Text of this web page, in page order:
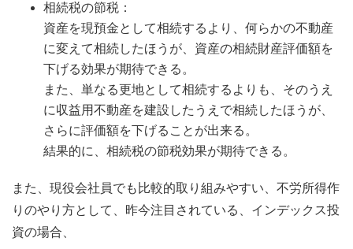
相続税の節税：
資産を現預金として相続するより、何らかの不動産
に変えて相続したほうが、資産の相続財産評価額を
下げる効果が期待できる。
また、単なる更地として相続するよりも、そのうえ
に収益用不動産を建設したうえで相続したほうが、
さらに評価額を下げることが出来る。
結果的に、相続税の節税効果が期待できる。
また、現役会社員でも比較的取り組みやすい、不労所得作
りのやり方として、昨今注目されている、インデックス投
資の場合、